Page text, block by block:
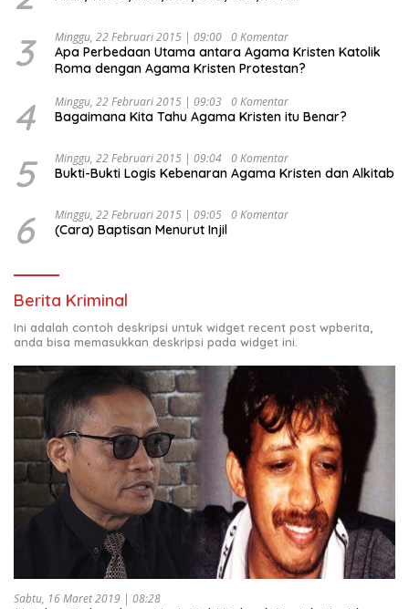
3 Minggu, 22 Februari 2015 | 09:00 0 Komentar
Apa Perbedaan Utama antara Agama Kristen Katolik
Roma dengan Agama Kristen Protestan?
4 Minggu, 22 Februari 2015 | 09:03 0 Komentar
Bagaimana Kita Tahu Agama Kristen itu Benar?
5 Minggu, 22 Februari 2015 | 09:04 0 Komentar
Bukti-Bukti Logis Kebenaran Agama Kristen dan Alkitab
6 Minggu, 22 Februari 2015 | 09:05 0 Komentar
(Cara) Baptisan Menurut Injil
Berita Kriminal
Ini adalah contoh deskripsi untuk widget recent post wpberita,
anda bisa memasukkan deskripsi pada widget ini.
Sabtu, 16 Maret 2019 | 08:28